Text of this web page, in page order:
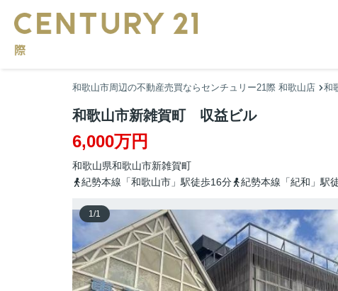
和歌山市周辺の不動産売買ならセンチュリー21際 和歌山店 和
和歌山市新雑賀町 収益ビル
6,000万円
和歌山県和歌山市新雑賀町
紀勢本線「和歌山市」駅徒歩16分
紀勢本線「紀和」駅
1/1